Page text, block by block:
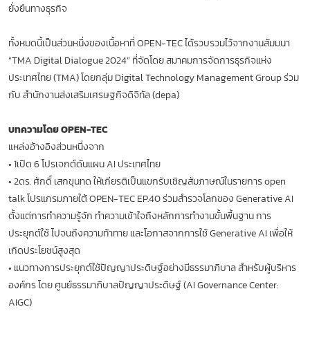
ยั่งยืนทางธุรกิจ
ทั้งหมดนี้เป็นส่วนหนึ่งของเนื้อหาที่ OPEN-TEC ได้รวบรวมไว้จากงานสัมมนา
“TMA Digital Dialogue 2024” ที่จัดโดย สมาคมการจัดการธุรกิจแห่ง
ประเทศไทย (TMA) โดยกลุ่ม Digital Technology Management Group ร่วม
กับ สำนักงานส่งเสริมเศรษฐกิจดิจิทัล (depa)
บทความโดย OPEN-TEC
แหล่งอ้างอิงส่วนหนึ่งจาก
•1เปิด 6 โปรเจกต์ดันแผน AI ประเทศไทย
•2ดร. ศักดิ์ เสกขุนทด ให้เกียรติเป็นแขกรับเชิญสัมภาษณ์ในรายการ open
talk โปรแกรมภายใต้ OPEN-TEC EP.40 ร่วมสำรวจโลกของ Generative AI
ตั้งแต่การทำความรู้จัก ทำความเข้าใจถึงหลักการทำงานขั้นพื้นฐาน การ
ประยุกต์ใช้ ไปจนถึงความท้าทาย และโอกาสจากการใช้ Generative AI เพื่อให้
เกิดประโยชน์สูงสุด
• แนวทางการประยุกต์ใช้ปัญญาประดิษฐ์อย่างมีธรรมาภิบาล สำหรับผู้บริหาร
องค์กร โดย ศูนย์ธรรมาภิบาลปัญญาประดิษฐ์ (AI Governance Center:
AIGC)